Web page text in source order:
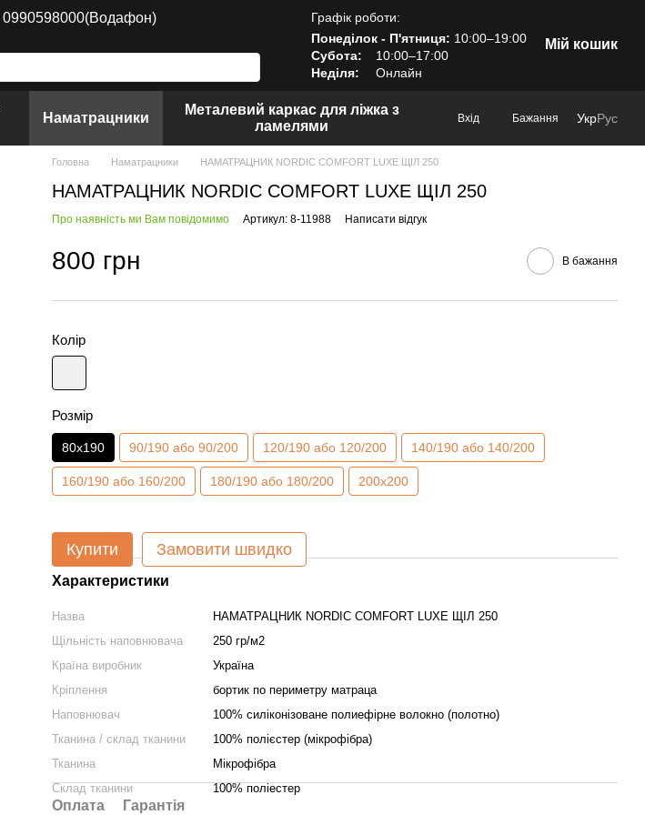
0990598000(Водафон)
Графік роботи:
Понеділок - П'ятниця: 10:00–19:00
Субота:
10:00–17:00
Неділя:
Онлайн
Мій кошик
Наматрацники
Металевий каркас для ліжка з
ламелями
Вхід Бажання УкрРус
Головна Наматрацники НАМАТРАЦНИК NORDIC СOMFORT LUXE ЩІЛ 250
НАМАТРАЦНИК NORDIC СOMFORT LUXE ЩІЛ 250
Про наявність ми Вам повідомимо Артикул: 8-11988 Написати відгук
800 грн В бажання
Колір
Розмір
80х190 90/190 або 90/200 120/190 або 120/200 140/190 або 140/200
160/190 або 160/200 180/190 або 180/200 200х200
Купити Замовити швидко
Характеристики
Назва
НАМАТРАЦНИК NORDIC СOMFORT LUXE ЩІЛ 250
Щільність наповнювача
250 гр/м2
Країна виробник
Україна
Кріплення
бортик по периметру матраца
Наповнювач
100% силіконізоване полиефірне волокно (полотно)
Тканина / склад тканини
100% полієстер (мікрофібра)
Тканина
Мікрофібра
Склад тканини
100% поліестер
Оплата Гарантія